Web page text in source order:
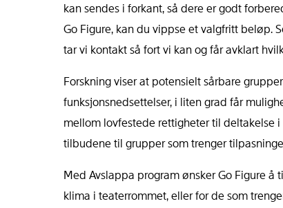
kan sendes i forkant, så dere er godt
Go Figure, kan du vippse et valgfritt beløp.
tar vi kontakt så fort vi kan og får avklart
Forskning viser at potensielt sårbare
funksjonsnedsettelser, i liten grad får
mellom lovfestede rettigheter til deltakelse
tilbudene til grupper som trenger
Med Avslappa program ønsker Go Figure
klima i teaterrommet, eller for de som